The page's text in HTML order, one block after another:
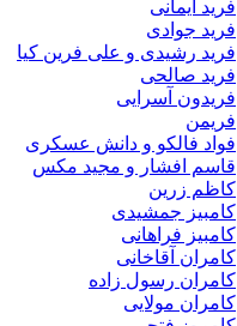
فرید ایمانی
فرید جوادی
فرید رشیدی و علی فرین کیا
فرید صالحی
فریدون آسرایی
فریمن
فواد فالکو و دانش عسکری
قاسم افشار و مجید مکس
کاظم زرین
کامبیز جمشیدی
کامبیز فراهانی
کامران آقاخانی
کامران رسول زاده
کامران مولایی